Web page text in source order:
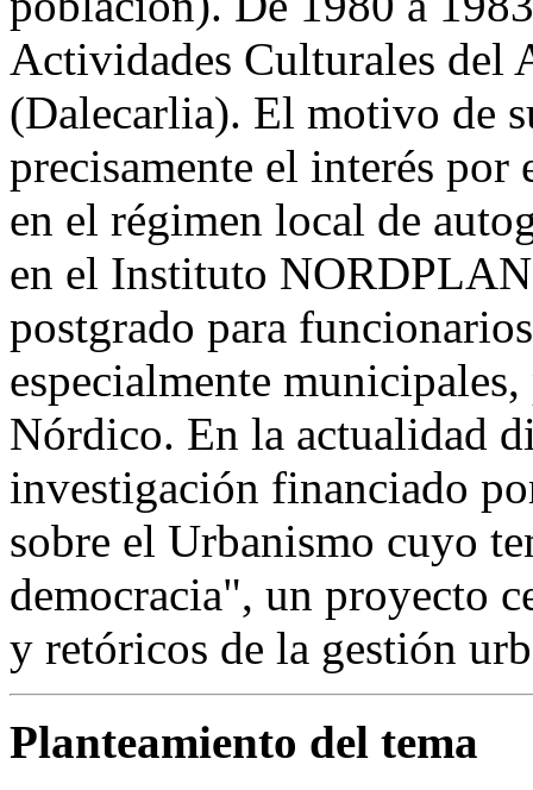
Actividades Culturales del
(Dalecarlia). El motivo de
precisamente el interés
en el régimen local de
en el Instituto
postgrado para
especialmente
Nórdico. En la actualidad
investigación financiado
sobre el Urbanismo cuyo
democracia", un proyecto
y retóricos de la gestión
Planteamiento del tema